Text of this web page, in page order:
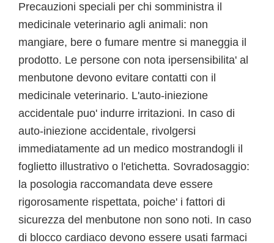
Precauzioni speciali per chi somministra il
medicinale veterinario agli animali: non
mangiare, bere o fumare mentre si maneggia il
prodotto. Le persone con nota ipersensibilita' al
menbutone devono evitare contatti con il
medicinale veterinario. L'auto-iniezione
accidentale puo' indurre irritazioni. In caso di
auto-iniezione accidentale, rivolgersi
immediatamente ad un medico mostrandogli il
foglietto illustrativo o l'etichetta. Sovradosaggio:
la posologia raccomandata deve essere
rigorosamente rispettata, poiche' i fattori di
sicurezza del menbutone non sono noti. In caso
di blocco cardiaco devono essere usati farmaci